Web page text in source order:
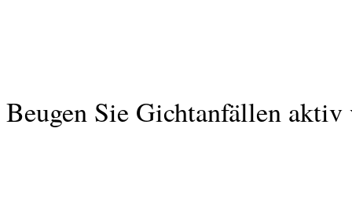
Beugen Sie Gichtanfällen